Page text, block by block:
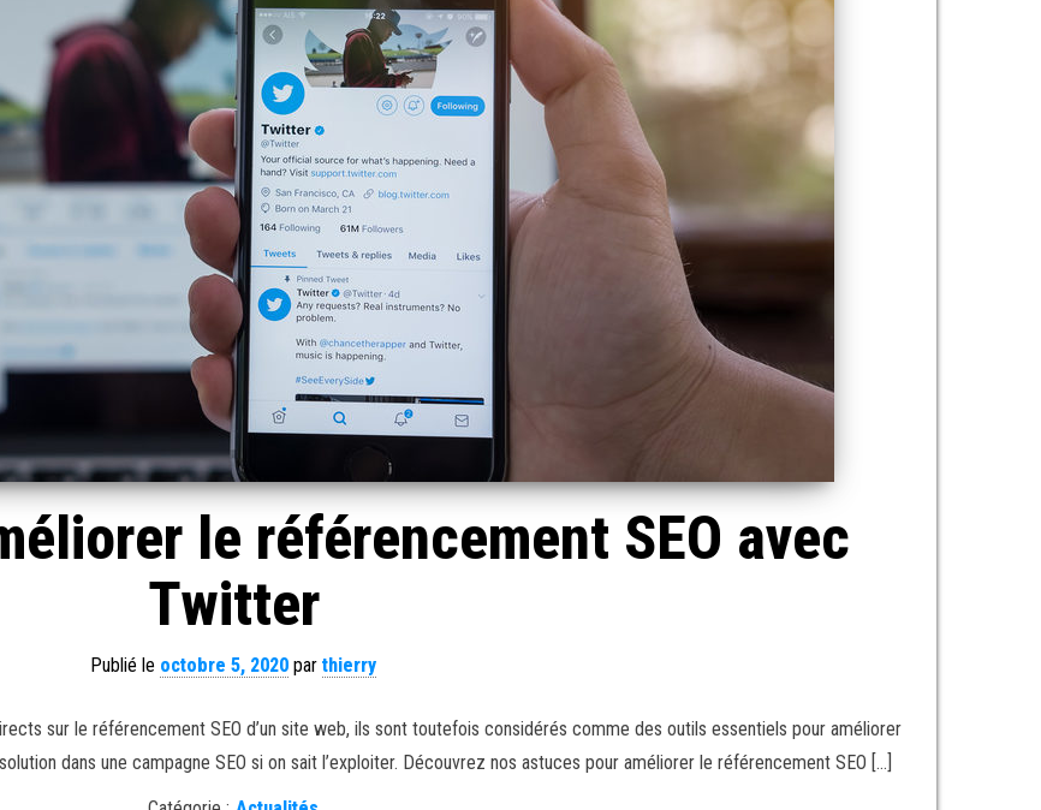
le référencement SEO avec
Twitter
Publié le octobre 5, 2020 par thierry
sur le référencement SEO d’un site web, ils sont toutefois considérés comme des outils essentiels pour améliorer
dans une campagne SEO si on sait l’exploiter. Découvrez nos astuces pour améliorer le référencement SEO […]